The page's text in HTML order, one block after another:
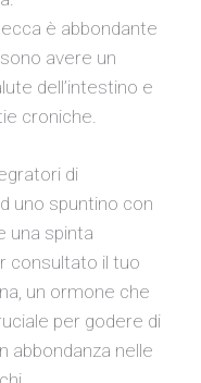
è abbondante
avere un
dell’intestino e
croniche.
di
uno spuntino con
una spinta
consultato il tuo
un ormone che
per godere di
abbondanza nelle